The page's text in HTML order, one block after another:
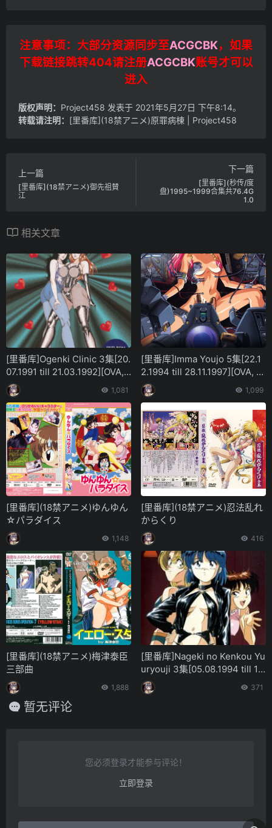
注意事项：大部分资源同步至ACGCBK，如果
下载链接跳转404请注册ACGCBK账号才可以
进入
版权声明： Project458 发表于 2021年5月27日 下午8:14。
转载请注明： [里番库](18禁アニメ)原罪病棟 | Project458
上一篇
[里番库](18禁アニメ)御先祖賛
江
下一篇
[里番库](秒传/度
盘)1995~1999合集共76.4G
1.0
相关文章
[里番库]Ogenki Clinic 3集[20.
07.1991 till 21.03.1992][OVA,
3 episodes]
1,081
[里番库]Imma Youjo 5集[22.1
2.1994 till 28.11.1997][OVA, 5
episodes]
1,099
[里番库](18禁アニメ)ゆんゆん
☆パラダイス
1,148
[里番库](18禁アニメ)忍法乱れ
からくり
416
[里番库](18禁アニメ)梅津泰臣
三部曲
1,888
[里番库]Nageki no Kenkou Yu
uryouji 3集[05.08.1994 till 13.
10.1995][OVA, 3 episodes] 371
暂无评论
您必须登录才能参与评论！
立即登录